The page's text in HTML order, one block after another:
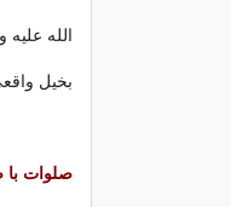
الله علیه
بخیل
صلوات با